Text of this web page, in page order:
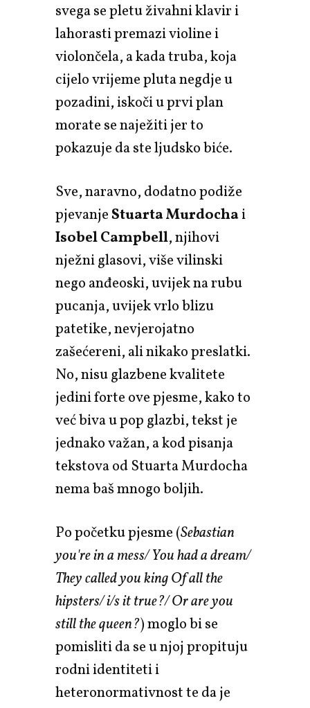
svega se pletu živahni klavir i
lahorasti premazi violine i
violončela, a kada truba, koja
cijelo vrijeme pluta negdje u
pozadini, iskoči u prvi plan
morate se naježiti jer to
pokazuje da ste ljudsko biće.
Sve, naravno, dodatno podiže
pjevanjeStuarta Murdochai
Isobel Campbell, njihovi
nježni glasovi, više vilinski
nego anđeoski, uvijek na rubu
pucanja, uvijek vrlo blizu
patetike, nevjerojatno
zašećereni, ali nikako preslatki.
No, nisu glazbene kvalitete
jedini forte ove pjesme, kako to
već biva u pop glazbi, tekst je
jednako važan, a kod pisanja
tekstova od Stuarta Murdocha
nema baš mnogo boljih.
Po početku pjesme (Sebastian
you're in a mess/ You had a dream/
They called you king Of all the
hipsters/ i/s it true?/ Or are you
still the queen?) moglo bi se
pomisliti da se u njoj propituju
rodni identiteti i
heteronormativnost te da je